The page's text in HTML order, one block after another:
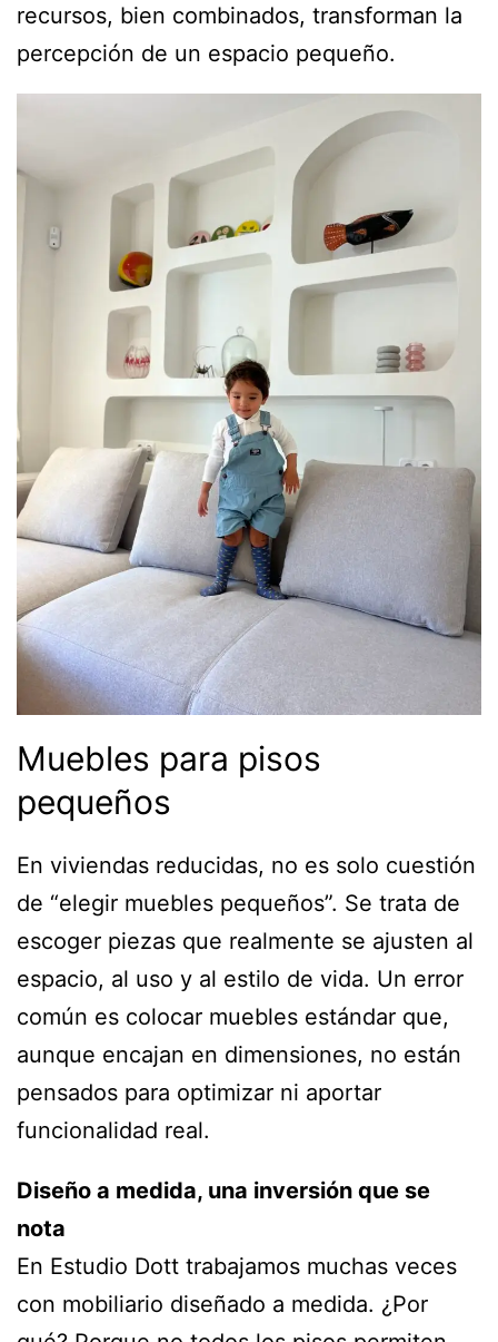
recursos, bien combinados, transforman la
percepción de un espacio pequeño.
Muebles para pisos
pequeños
En viviendas reducidas, no es solo cuestión
de “elegir muebles pequeños”. Se trata de
escoger piezas que realmente se ajusten al
espacio, al uso y al estilo de vida. Un error
común es colocar muebles estándar que,
aunque encajan en dimensiones, no están
pensados para optimizar ni aportar
funcionalidad real.
Diseño a medida, una inversión que se
nota
En Estudio Dott trabajamos muchas veces
con mobiliario diseñado a medida. ¿Por